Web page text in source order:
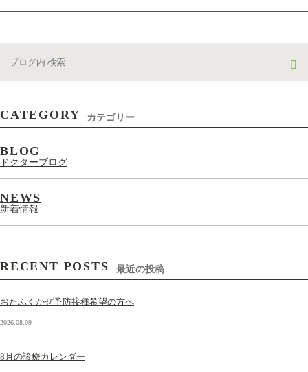
CATEGORY カテゴリー
BLOG
ドクターブログ
NEWS
新着情報
RECENT POSTS 最近の投稿
おたふくかぜ予防接種希望の方へ
2026.08.09
8月の診療カレンダー